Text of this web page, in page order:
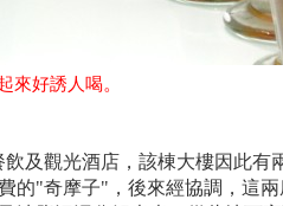
來好誘人喝。
飲及觀光酒店 ，該棟大樓因此有
的"奇摩子" ，後來經協調 ，這